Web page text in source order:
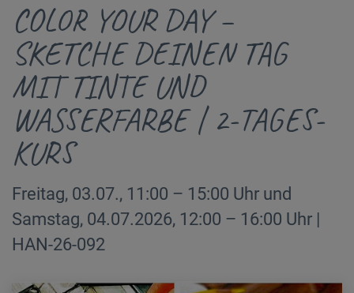
COLOR YOUR DAY –
SKETCHE DEINEN TAG
MIT TINTE UND
WASSERFARBE | 2-TAGES-
KURS
Freitag, 03.07., 11:00 – 15:00 Uhr und
Samstag, 04.07.2026, 12:00 – 16:00 Uhr |
HAN-26-092